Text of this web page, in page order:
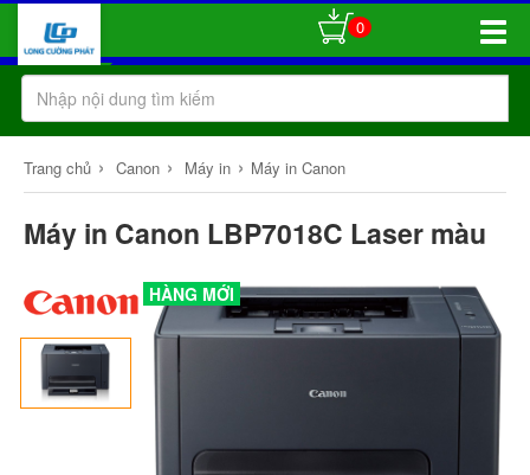
Toggle
0
Trang chủ › Canon › Máy in › Máy in Canon
Máy in Canon LBP7018C Laser màu
HÀNG MỚI